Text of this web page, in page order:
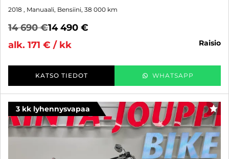
2018 , Manuaali, Bensiini, 38 000 km
14 690 €14 490 €
alk. 171 € / kk
raisio
KATSO TIEDOT WHATSAPP
3 kk lyhennysvapaa